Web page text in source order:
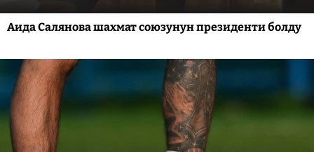
Аида Салянова шахмат союзунун президенти болду